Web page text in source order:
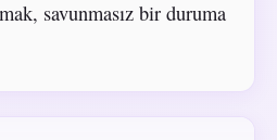
savunmasız bir duruma